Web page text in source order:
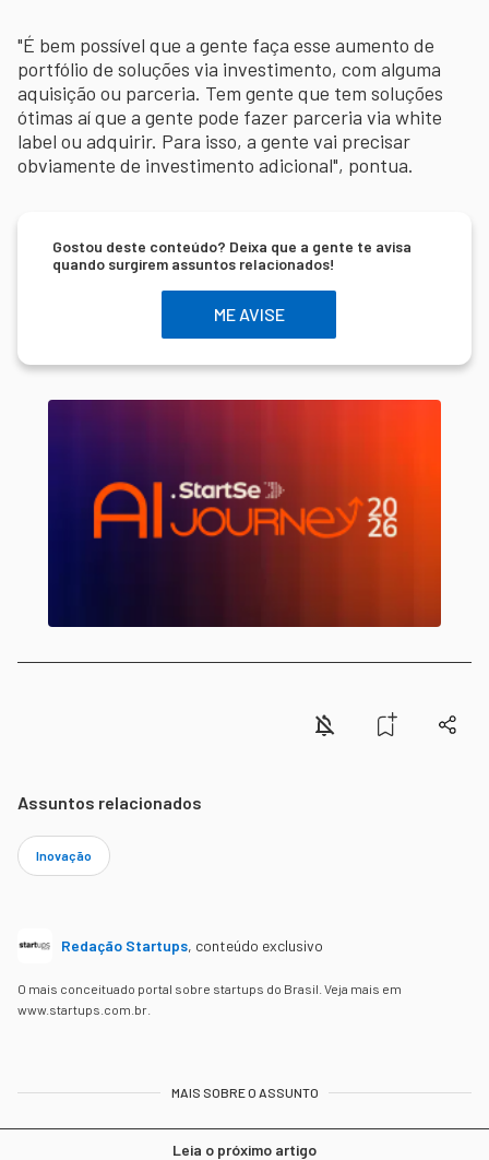
"É bem possível que a gente faça esse aumento de
portfólio de soluções via investimento, com alguma
aquisição ou parceria. Tem gente que tem soluções
ótimas aí que a gente pode fazer parceria via white
label ou adquirir. Para isso, a gente vai precisar
obviamente de investimento adicional", pontua.
Gostou deste conteúdo? Deixa que a gente te avisa
quando surgirem assuntos relacionados!
ME AVISE
Assuntos relacionados
Inovação
Redação Startups, conteúdo exclusivo
O mais conceituado portal sobre startups do Brasil. Veja mais em
www.startups.com.br.
MAIS SOBRE O ASSUNTO
Leia o próximo artigo